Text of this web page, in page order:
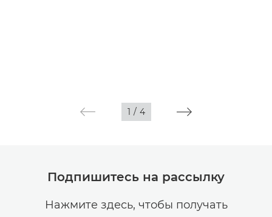
1 / 4
Подпишитесь на рассылку
Нажмите здесь, чтобы получать